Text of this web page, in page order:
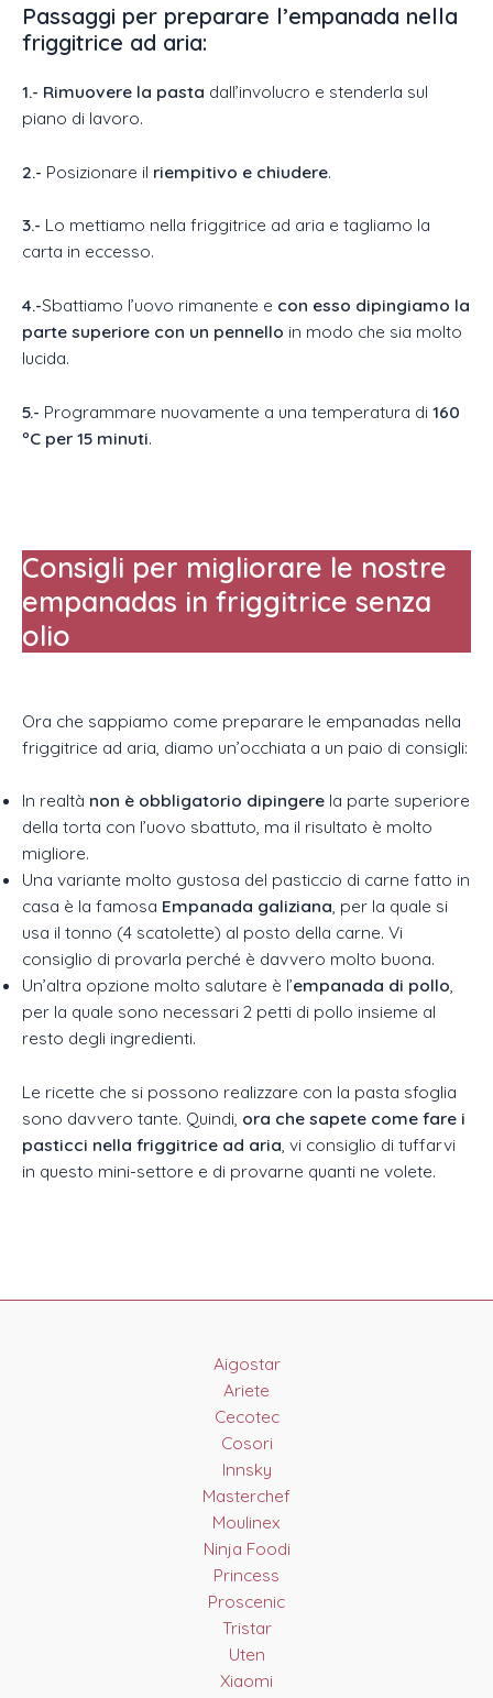
Passaggi per preparare l’empanada nella
friggitrice ad aria:
1.- Rimuovere la pasta dall’involucro e stenderla sul
piano di lavoro.
2.- Posizionare il riempitivo e chiudere.
3.- Lo mettiamo nella friggitrice ad aria e tagliamo la
carta in eccesso.
4.-Sbattiamo l’uovo rimanente e con esso dipingiamo la
parte superiore con un pennello in modo che sia molto
lucida.
5.- Programmare nuovamente a una temperatura di 160
ºC per 15 minuti.
Consigli per migliorare le nostre
empanadas in friggitrice senza
olio
Ora che sappiamo come preparare le empanadas nella
friggitrice ad aria, diamo un’occhiata a un paio di consigli:
In realtà non è obbligatorio dipingere la parte superiore
della torta con l’uovo sbattuto, ma il risultato è molto
migliore.
Una variante molto gustosa del pasticcio di carne fatto in
casa è la famosa Empanada galiziana, per la quale si
usa il tonno (4 scatolette) al posto della carne. Vi
consiglio di provarla perché è davvero molto buona.
Un’altra opzione molto salutare è l’empanada di pollo,
per la quale sono necessari 2 petti di pollo insieme al
resto degli ingredienti.
Le ricette che si possono realizzare con la pasta sfoglia
sono davvero tante. Quindi, ora che sapete come fare i
pasticci nella friggitrice ad aria, vi consiglio di tuffarvi
in questo mini-settore e di provarne quanti ne volete.
Aigostar
Ariete
Cecotec
Cosori
Innsky
Masterchef
Moulinex
Ninja Foodi
Princess
Proscenic
Tristar
Uten
Xiaomi